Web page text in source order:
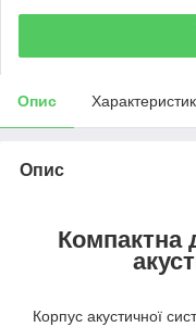
Опис
Опис
Компактна
Корпус акустичної